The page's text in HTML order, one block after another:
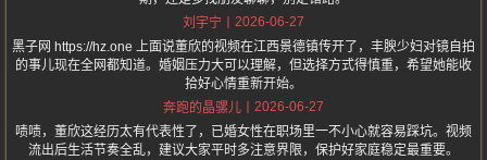
刘宇宁
2026-06-27
黑子网 https://hz.one 上面说董欣的视频在江西景德镇传开了，丰腴少妇对镜自拍
的事儿现在全网都知道。婚姻压力大可以理解，但选择方式得慎重，希望她能收
拾好心情重新开始。
奔跑的晶骡儿
2026-06-27
啧啧，董欣这经历太有代表性了，已婚女性在职场里一不小心就容易踩坑。视频
流出后生活节奏全乱，建议大家平时多注意界限，保护好家庭稳定最重要。